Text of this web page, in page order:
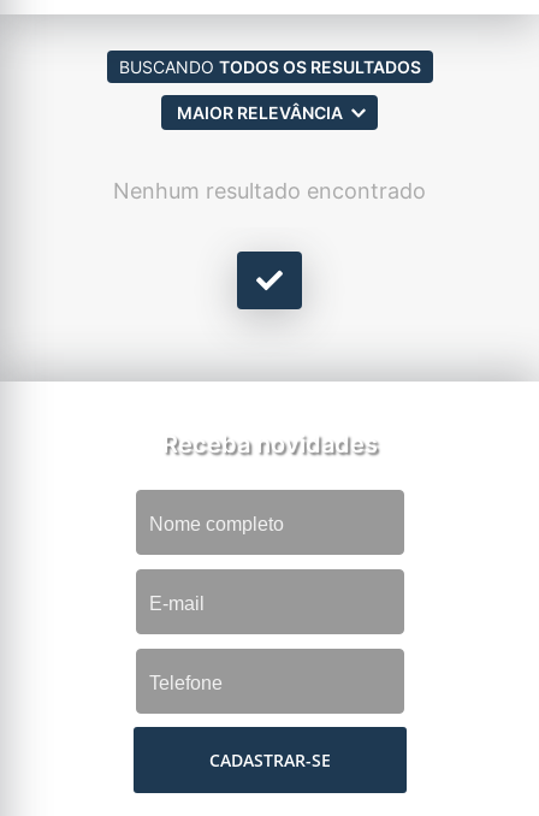
BUSCANDO TODOS OS RESULTADOS
MAIOR RELEVÂNCIA
Nenhum resultado encontrado
Receba novidades
CADASTRAR-SE